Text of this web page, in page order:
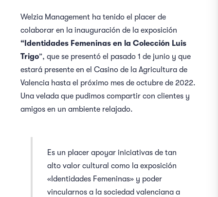
Welzia Management ha tenido el placer de
colaborar en la inauguración de la exposición
“ Identidades Femeninas en la Colección Luis
Trigo”, que se presentó el pasado 1 de junio y que
estará presente en el Casino de la Agricultura de
Valencia hasta el próximo mes de octubre de 2022.
Una velada que pudimos compartir con clientes y
amigos en un ambiente relajado.
Es un placer apoyar iniciativas de tan
alto valor cultural como la exposición
«Identidades Femeninas» y poder
vincularnos a la sociedad valenciana a